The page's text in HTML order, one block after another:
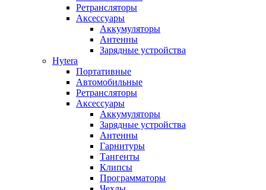
Ретрансляторы
Аксессуары
Аккумуляторы
Антенны
Зарядные устройства
Hytera
Портативные
Автомобильные
Ретрансляторы
Аксессуары
Аккумуляторы
Зарядные устройства
Антенны
Гарнитуры
Тангенты
Клипсы
Программаторы